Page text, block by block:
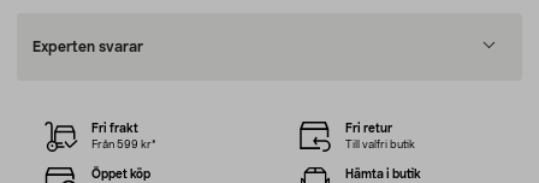
Experten svarar
Fri frakt
Från 599 kr*
Fri retur
Till valfri butik
Öppet köp Hämta i butik